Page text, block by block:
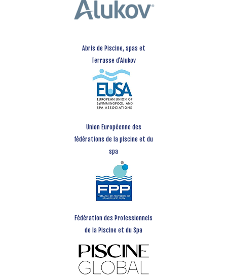
Abris de Piscine, spas et
Terrasse d’Alukov
Union Européenne des
fédérations de la piscine et du
spa
Fédération des Professionnels
de la Piscine et du Spa